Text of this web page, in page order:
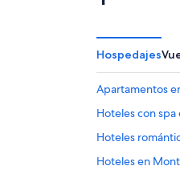
Hospedajes
Apartamentos
Hoteles con
Hoteles
Hoteles en